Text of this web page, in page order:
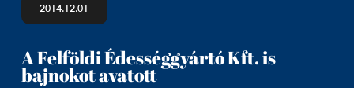
2014.12.01
A Felföldi Édességgyártó Kft. is
bajnokot avatott